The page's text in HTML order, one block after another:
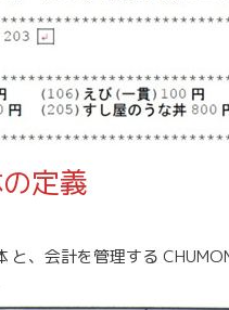
定義
と、会計を管理する